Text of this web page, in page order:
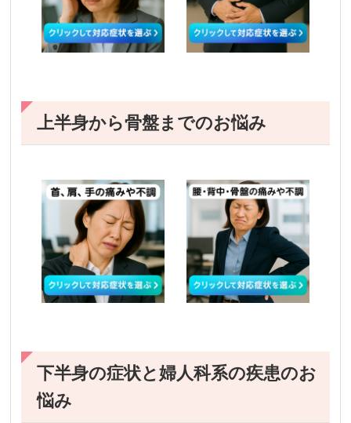
上半身から骨盤までのお悩み
下半身の症状と婦人科系の疾患のお
悩み